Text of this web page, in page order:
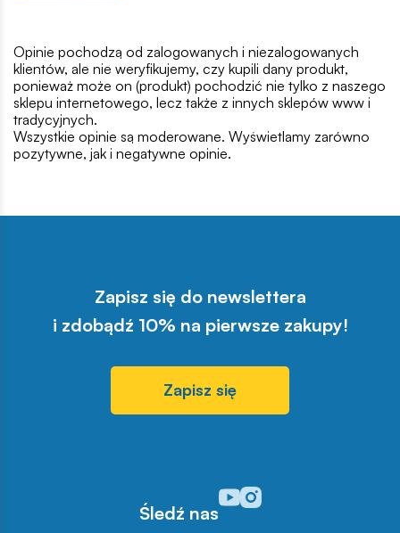
Opinie pochodzą od zalogowanych i niezalogowanych
klientów, ale nie weryfikujemy, czy kupili dany produkt,
ponieważ może on (produkt) pochodzić nie tylko z naszego
sklepu internetowego, lecz także z innych sklepów www i
tradycyjnych.
Wszystkie opinie są moderowane. Wyświetlamy zarówno
pozytywne, jak i negatywne opinie.
Zapisz się do newslettera
i zdobądź 10% na pierwsze zakupy!
Zapisz się
Śledź nas
Odwiedź nasz profil w
Odwiedź nasz profil w